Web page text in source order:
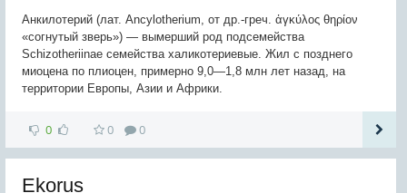
Анкилотерий (лат. Ancylotherium, от др.-греч. ἀγκύλος θηρίον
«согнутый зверь») — вымерший род подсемейства
Schizotheriinae семейства халикотериевые. Жил с позднего
миоцена по плиоцен, примерно 9,0—1,8 млн лет назад, на
территории Европы, Азии и Африки.
0 0 0
Ekorus